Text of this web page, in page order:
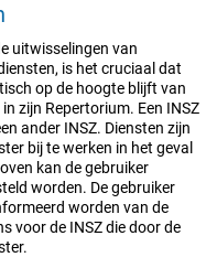
uitwisselingen van
is het cruciaal dat
op de hoogte blijft van
zijn Repertorium. Een INSZ
ander INSZ. Diensten zijn
bij te werken in het geval
kan de gebruiker
worden. De gebruiker
worden van de
voor de INSZ die door de